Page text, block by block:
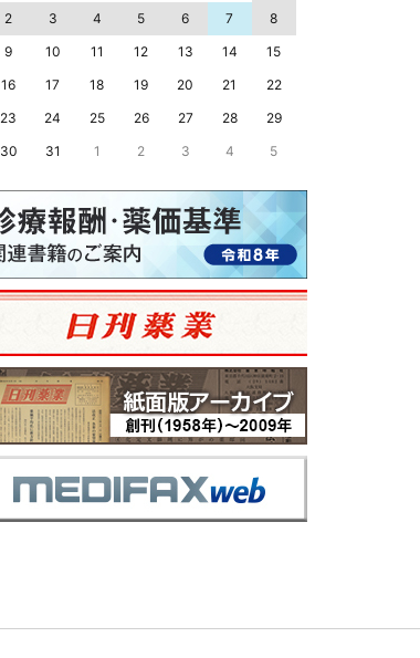
2
3 4 5 6 7
8
9
10 11 12 13 14
15
16
17 18 19 20 21
22
23
24 25 26 27 28
29
30
31 1 2 3 4 5